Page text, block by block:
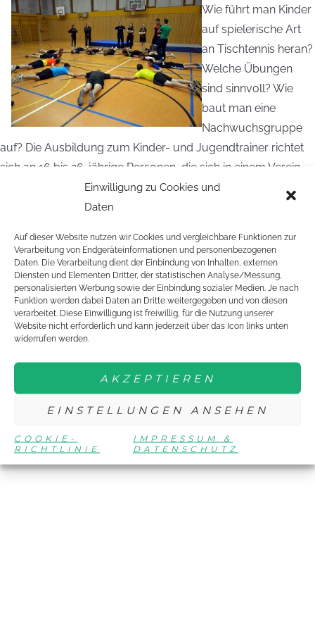
Einwilligung zu Cookies und
Daten
Auf dieser Website nutzen wir Cookies und vergleichbare Funktionen zur
Verarbeitung von Endgeräteinformationen und personenbezogenen
Daten. Die Verarbeitung dient der Einbindung von Inhalten, externen
Diensten und Elementen Dritter, der statistischen Analyse/Messung,
personalisierten Werbung sowie der Einbindung sozialer Medien. Je nach
Funktion werden dabei Daten an Dritte weitergegeben und von diesen
verarbeitet. Diese Einwilligung ist freiwillig, für die Nutzung unserer
Website nicht erforderlich und kann jederzeit über das Icon links unten
widerrufen werden.
AKZEPTIEREN
EINSTELLUNGEN ANSEHEN
COOKIE-
RICHTLINIE
IMPRESSUM &
DATENSCHUTZ
Wie führt man Kinder
auf spielerische Art
an Tischtennis heran?
Welche Übungen
sind sinnvoll? Wie
baut man eine
Nachwuchsgruppe
auf? Die Ausbildung zum Kinder- und Jugendtrainer richtet
sich an 16 bis 26-jährige Personen, die sich in einem Verein
oder einer Schule engagieren oder engagieren wollen.
AUSSCHREIBUNG WITTEN
Ihr wollt mehr über die Kinder- und Jugendtrainerausbildung
erfahren?DANN INFORMIERT EUCH
HIER IN DER RUBRIK KJTA.
Fotos zur Kinder- und Jugendtrainerausbildung findet ihr in
unserenFOTOGALERIEN.